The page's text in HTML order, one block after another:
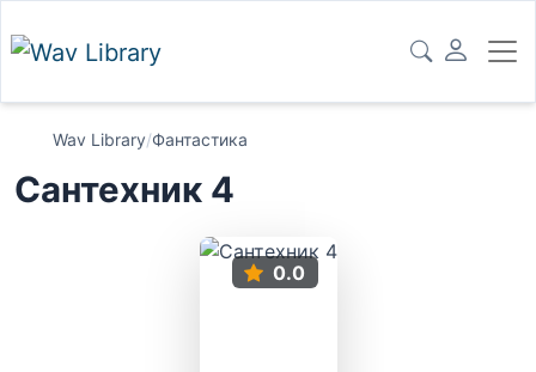
Wav Library/Фантастика
Сантехник 4
0.0